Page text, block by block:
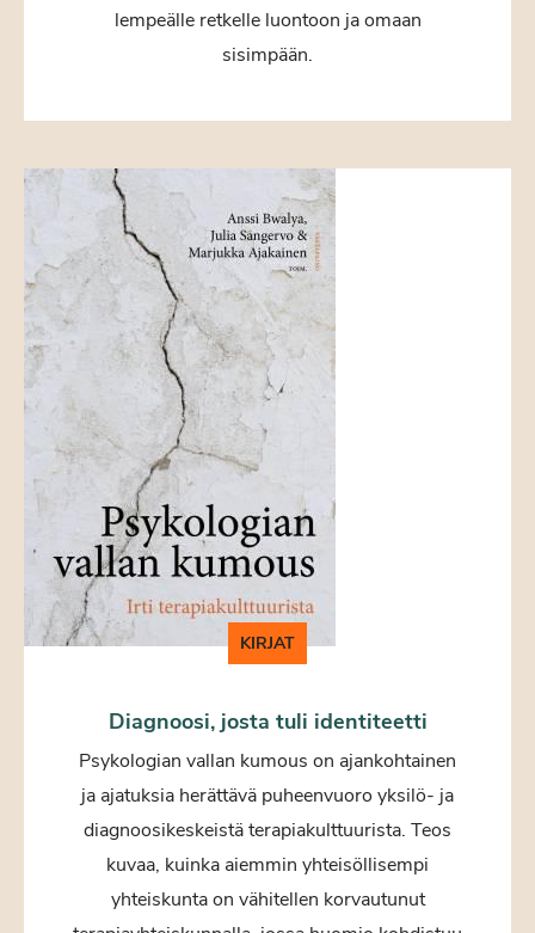
lempeälle retkelle luontoon ja omaan
sisimpään.
KIRJAT
Diagnoosi, josta tuli identiteetti
Psykologian vallan kumous on ajankohtainen
ja ajatuksia herättävä puheenvuoro yksilö- ja
diagnoosikeskeistä terapiakulttuurista. Teos
kuvaa, kuinka aiemmin yhteisöllisempi
yhteiskunta on vähitellen korvautunut